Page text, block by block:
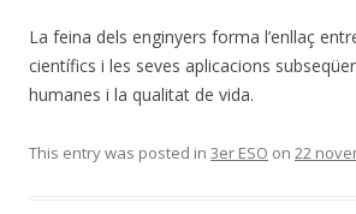
La feina dels enginyers forma l’enllaç
científics i les seves aplicacions
humanes i la qualitat de vida.
This entry was posted in 3er ESO on 22